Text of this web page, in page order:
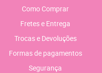
Como Comprar
Fretes e Entrega
Trocas e Devoluções
Formas de pagamentos
Segurança